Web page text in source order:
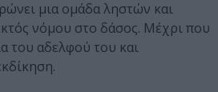
μια ομάδα ληστών και
νόμου στο δάσος. Μέχρι που
του αδελφού του και